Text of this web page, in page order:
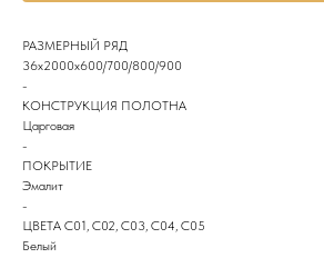
РАЗМЕРНЫЙ РЯД
36х2000х600/700/800/900
-
КОНСТРУКЦИЯ ПОЛОТНА
Царговая
-
ПОКРЫТИЕ
Эмалит
-
ЦВЕТА С01, С02, С03, С04, С05
Белый